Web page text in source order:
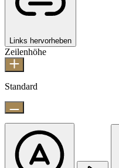
Links hervorheben
Zeilenhöhe
Standard